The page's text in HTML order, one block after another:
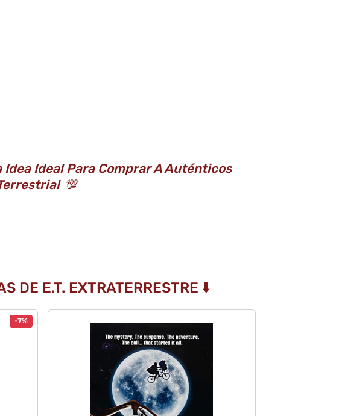
Ideal Para Comprar A Auténticos
💯
DE E.T. EXTRATERRESTRE ⬇️
-7%